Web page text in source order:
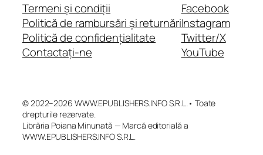
Termeni și condiții
Politică de rambursări și returnări
Politică de confidențialitate
Contactați-ne
Facebook
Instagram
Twitter/X
YouTube
© 2022–2026 WWW.EPUBLISHERS.INFO S.R.L.• Toate
drepturile rezervate.
Librăria Poiana Minunată — Marcă editorială a
WWW.EPUBLISHERS.INFO S.R.L.